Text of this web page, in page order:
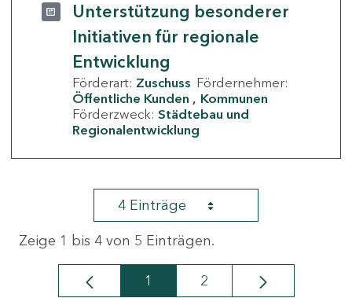
Unterstützung besonderer
Initiativen für regionale
Entwicklung
Förderart: Zuschuss Fördernehmer:
Öffentliche Kunden
Kommunen
Förderzweck: Städtebau und
Regionalentwicklung
4 Einträge
Zeige 1 bis 4 von 5 Einträgen.
Seite
1 Seite
2